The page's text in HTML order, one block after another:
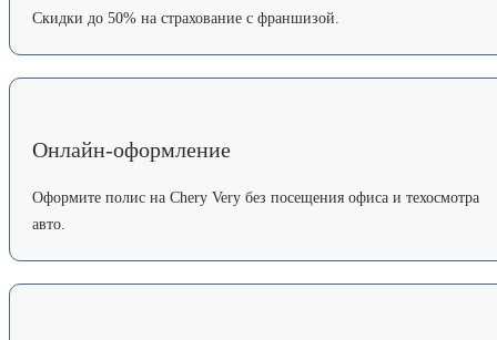
Скидки до 50% на страхование с франшизой.
Онлайн-оформление
Оформите полис на Chery Very без посещения офиса и техосмотра
авто.